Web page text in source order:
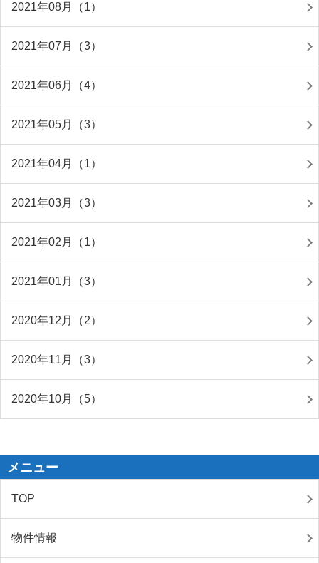
2021年08月（1）
2021年07月（3）
2021年06月（4）
2021年05月（3）
2021年04月（1）
2021年03月（3）
2021年02月（1）
2021年01月（3）
2020年12月（2）
2020年11月（3）
2020年10月（5）
メニュー
TOP
物件情報